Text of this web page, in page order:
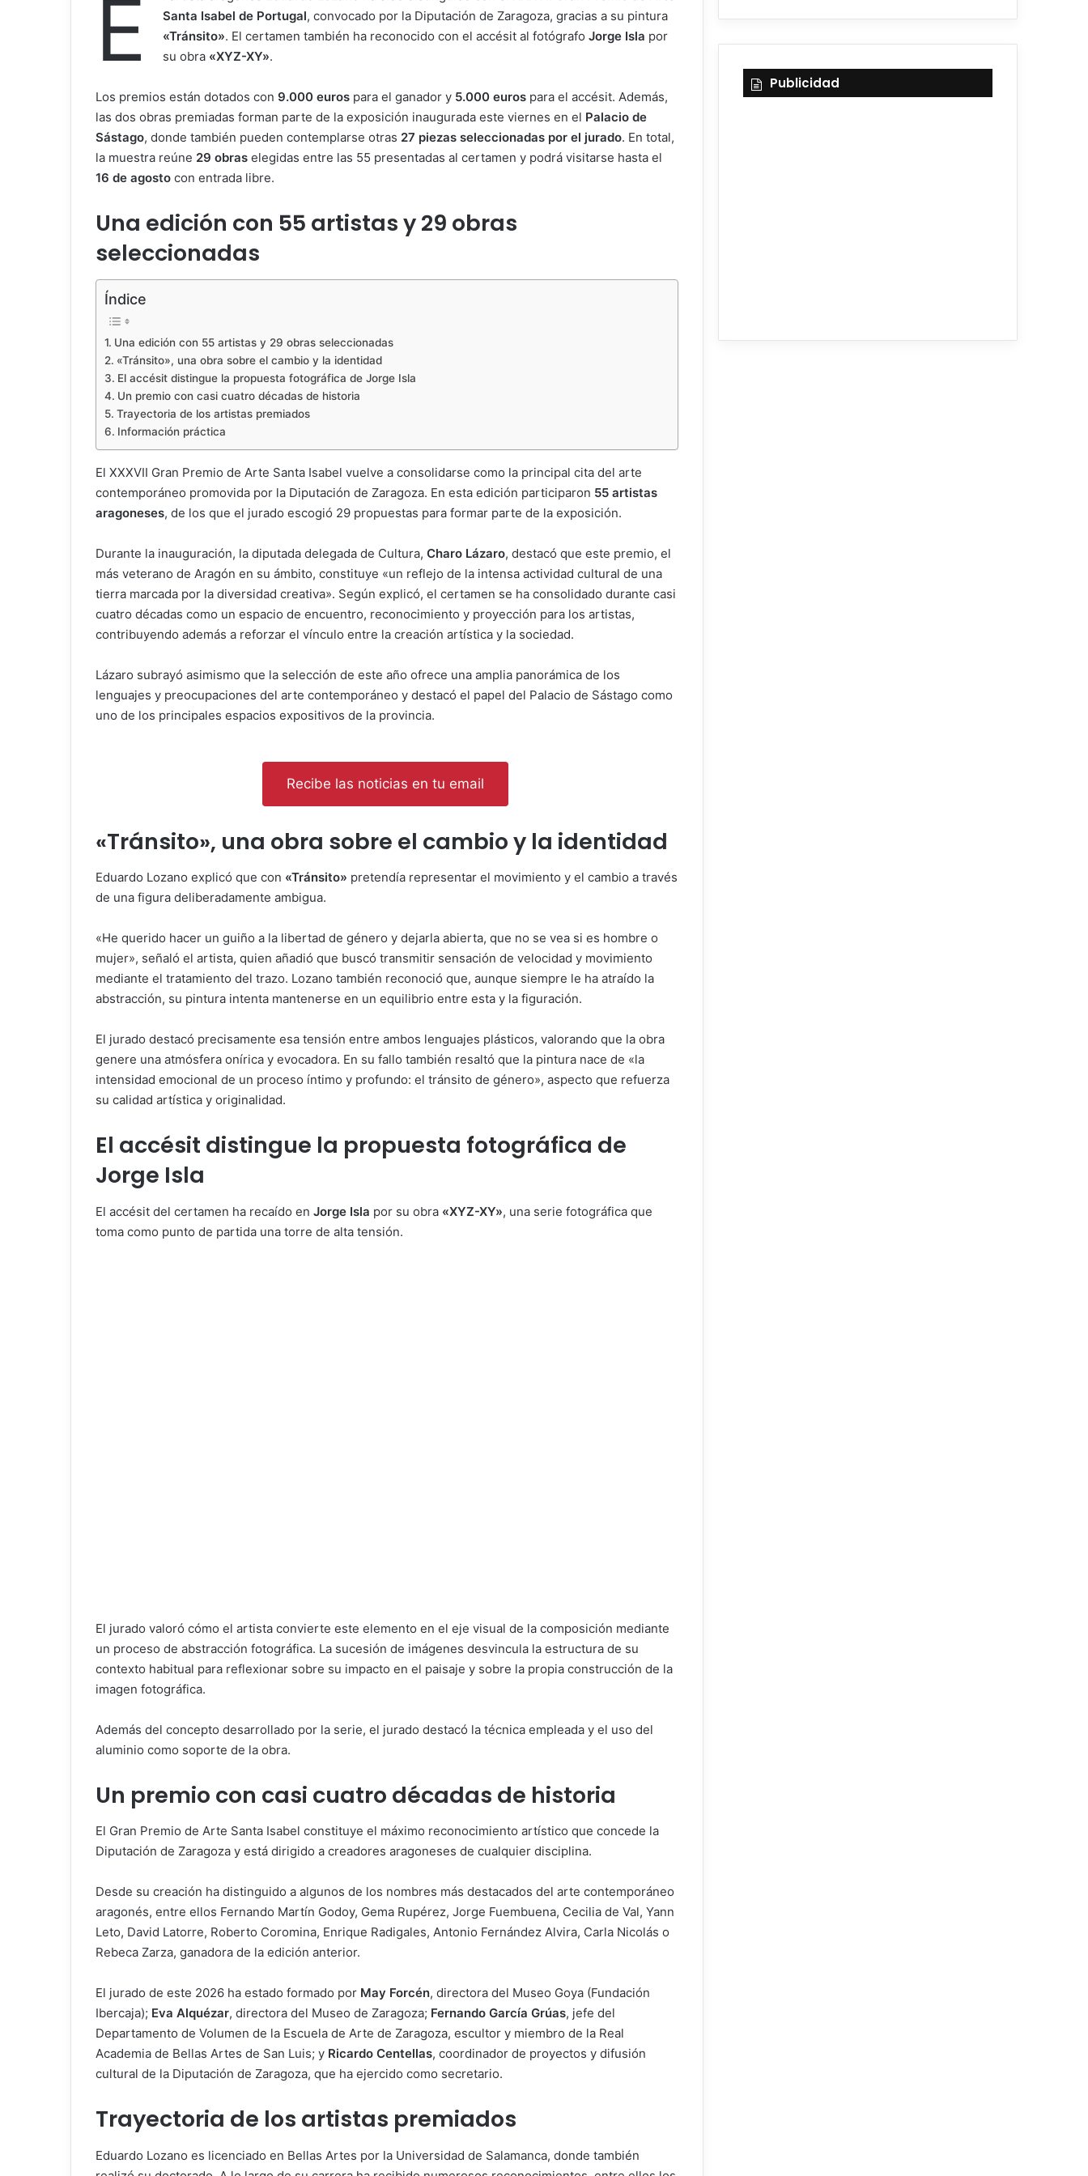
E
Santa Isabel de Portugal, convocado por la Diputación de Zaragoza, gracias a su pintura
«Tránsito». El certamen también ha reconocido con el accésit al fotógrafo Jorge Isla por
su obra «XYZ-XY».
Los premios están dotados con 9.000 euros para el ganador y 5.000 euros para el accésit. Además,
las dos obras premiadas forman parte de la exposición inaugurada este viernes en el Palacio de
Sástago, donde también pueden contemplarse otras 27 piezas seleccionadas por el jurado. En total,
la muestra reúne 29 obras elegidas entre las 55 presentadas al certamen y podrá visitarse hasta el
16 de agosto con entrada libre.
Una edición con 55 artistas y 29 obras
seleccionadas
Índice
Una edición con 55 artistas y 29 obras seleccionadas
«Tránsito», una obra sobre el cambio y la identidad
El accésit distingue la propuesta fotográfica de Jorge Isla
Un premio con casi cuatro décadas de historia
Trayectoria de los artistas premiados
Información práctica
El XXXVII Gran Premio de Arte Santa Isabel vuelve a consolidarse como la principal cita del arte
contemporáneo promovida por la Diputación de Zaragoza. En esta edición participaron 55 artistas
aragoneses, de los que el jurado escogió 29 propuestas para formar parte de la exposición.
Durante la inauguración, la diputada delegada de Cultura, Charo Lázaro, destacó que este premio, el
más veterano de Aragón en su ámbito, constituye «un reflejo de la intensa actividad cultural de una
tierra marcada por la diversidad creativa». Según explicó, el certamen se ha consolidado durante casi
cuatro décadas como un espacio de encuentro, reconocimiento y proyección para los artistas,
contribuyendo además a reforzar el vínculo entre la creación artística y la sociedad.
Lázaro subrayó asimismo que la selección de este año ofrece una amplia panorámica de los
lenguajes y preocupaciones del arte contemporáneo y destacó el papel del Palacio de Sástago como
uno de los principales espacios expositivos de la provincia.
Recibe las noticias en tu email
«Tránsito», una obra sobre el cambio y la identidad
Eduardo Lozano explicó que con «Tránsito» pretendía representar el movimiento y el cambio a través
de una figura deliberadamente ambigua.
«He querido hacer un guiño a la libertad de género y dejarla abierta, que no se vea si es hombre o
mujer», señaló el artista, quien añadió que buscó transmitir sensación de velocidad y movimiento
mediante el tratamiento del trazo. Lozano también reconoció que, aunque siempre le ha atraído la
abstracción, su pintura intenta mantenerse en un equilibrio entre esta y la figuración.
El jurado destacó precisamente esa tensión entre ambos lenguajes plásticos, valorando que la obra
genere una atmósfera onírica y evocadora. En su fallo también resaltó que la pintura nace de «la
intensidad emocional de un proceso íntimo y profundo: el tránsito de género», aspecto que refuerza
su calidad artística y originalidad.
El accésit distingue la propuesta fotográfica de
Jorge Isla
El accésit del certamen ha recaído en Jorge Isla por su obra «XYZ-XY», una serie fotográfica que
toma como punto de partida una torre de alta tensión.
El jurado valoró cómo el artista convierte este elemento en el eje visual de la composición mediante
un proceso de abstracción fotográfica. La sucesión de imágenes desvincula la estructura de su
contexto habitual para reflexionar sobre su impacto en el paisaje y sobre la propia construcción de la
imagen fotográfica.
Además del concepto desarrollado por la serie, el jurado destacó la técnica empleada y el uso del
aluminio como soporte de la obra.
Un premio con casi cuatro décadas de historia
El Gran Premio de Arte Santa Isabel constituye el máximo reconocimiento artístico que concede la
Diputación de Zaragoza y está dirigido a creadores aragoneses de cualquier disciplina.
Desde su creación ha distinguido a algunos de los nombres más destacados del arte contemporáneo
aragonés, entre ellos Fernando Martín Godoy, Gema Rupérez, Jorge Fuembuena, Cecilia de Val, Yann
Leto, David Latorre, Roberto Coromina, Enrique Radigales, Antonio Fernández Alvira, Carla Nicolás o
Rebeca Zarza, ganadora de la edición anterior.
El jurado de este 2026 ha estado formado por May Forcén, directora del Museo Goya (Fundación
Ibercaja); Eva Alquézar, directora del Museo de Zaragoza; Fernando García Grúas, jefe del
Departamento de Volumen de la Escuela de Arte de Zaragoza, escultor y miembro de la Real
Academia de Bellas Artes de San Luis; y Ricardo Centellas, coordinador de proyectos y difusión
cultural de la Diputación de Zaragoza, que ha ejercido como secretario.
Trayectoria de los artistas premiados
Eduardo Lozano es licenciado en Bellas Artes por la Universidad de Salamanca, donde también
Publicidad